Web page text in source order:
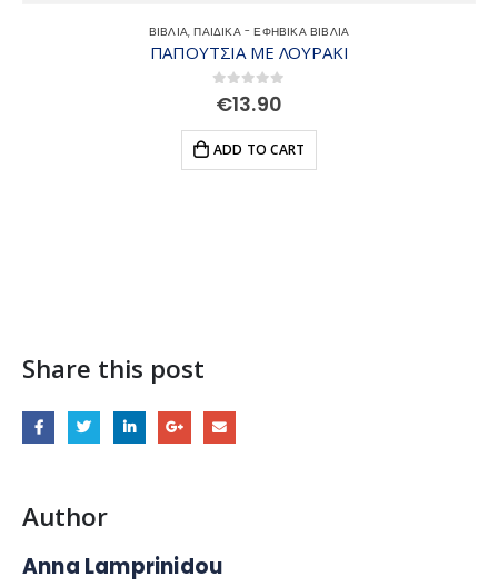
ΒΙΒΛΙΑ,ΠΑΙΔΙΚΑ - ΕΦΗΒΙΚΑ ΒΙΒΛΙΑ
ΠΑΠΟΥΤΣΙΑ ΜΕ ΛΟΥΡΑΚΙ
out of 5
€13.90
ADD TO CART
Share this post
Author
Anna Lamprinidou